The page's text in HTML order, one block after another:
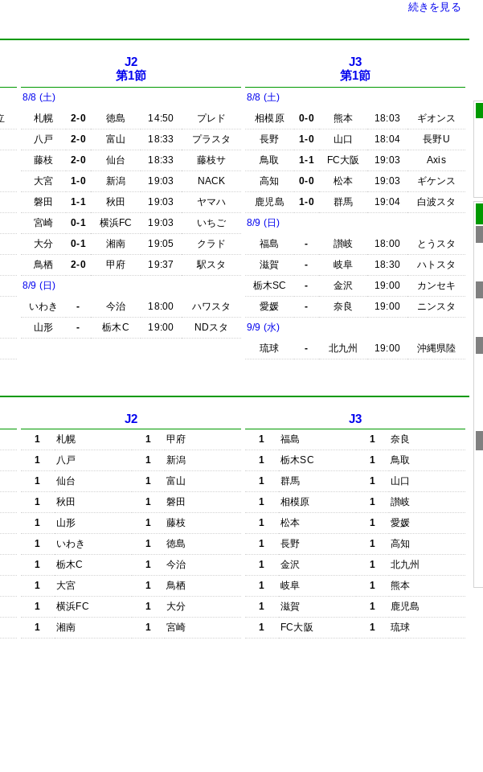
続きを見る
J2
第1節
8/8 (土)
札幌
2-0 徳島 14:50
プレド
八戸
2-0 富山 18:33
プラスタ
藤枝
2-0 仙台 18:33
藤枝サ
大宮
1-0 新潟 19:03
NACK
磐田
1-1 秋田 19:03
ヤマハ
宮崎
0-1 横浜FC 19:03
いちご
大分
0-1 湘南 19:05
クラド
鳥栖
2-0 甲府 19:37
駅スタ
8/9 (日)
いわき
- 今治 18:00
ハワスタ
山形
- 栃木C 19:00 NDスタ
J3
第1節
8/8 (土)
相模原
0-0 熊本 18:03
ギオンス
長野
1-0 山口 18:04
長野U
鳥取
1-1 FC大阪 19:03
Axis
高知
0-0 松本 19:03
ギケンス
鹿児島
1-0 群馬 19:04
白波スタ
8/9 (日)
福島
- 讃岐 18:00
とうスタ
滋賀
- 岐阜 18:30
ハトスタ
栃木SC
- 金沢 19:00
カンセキ
愛媛
- 奈良 19:00
ニンスタ
9/9 (水)
琉球
- 北九州 19:00 沖縄県陸
J2
1 札幌 1
甲府
1
八戸 1
新潟
1
仙台 1
富山
1
秋田 1
磐田
1
山形 1
藤枝
1
いわき 1
徳島
1
栃木C 1
今治
1
大宮 1
鳥栖
1
横浜FC 1
大分
1
湘南 1 宮崎
J3
1 福島 1
奈良
1
栃木SC 1
鳥取
1
群馬 1
山口
1
相模原 1
讃岐
1
松本 1
愛媛
1
長野 1
高知
1
金沢 1
北九州
1
岐阜 1
熊本
1
滋賀 1
鹿児島
1
FC大阪 1 琉球